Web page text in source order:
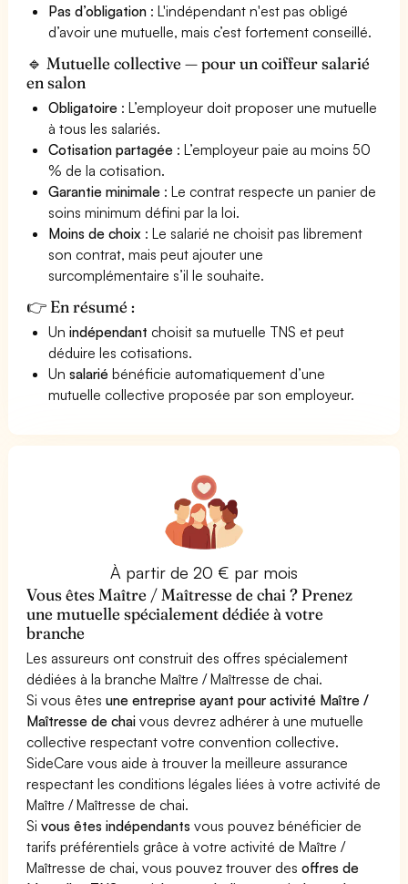
Pas d’obligation : L'indépendant n'est pas obligé
d’avoir une mutuelle, mais c’est fortement conseillé.
🔹 Mutuelle collective — pour un coiffeur salarié
en salon
Obligatoire : L’employeur doit proposer une mutuelle
à tous les salariés.
Cotisation partagée : L’employeur paie au moins 50
% de la cotisation.
Garantie minimale : Le contrat respecte un panier de
soins minimum défini par la loi.
Moins de choix : Le salarié ne choisit pas librement
son contrat, mais peut ajouter une
surcomplémentaire s’il le souhaite.
👉 En résumé :
Unindépendant choisit sa mutuelle TNS et peut
déduire les cotisations.
Unsalarié bénéficie automatiquement d’une
mutuelle collective proposée par son employeur.
À partir de 20 € par mois
Vous êtes Maître / Maîtresse de chai ? Prenez
une mutuelle spécialement dédiée à votre
branche
Les assureurs ont construit des offres spécialement
dédiées à la branche Maître / Maîtresse de chai.
Si vous êtesune entreprise ayant pour activité Maître /
Maîtresse de chai vous devrez adhérer à une mutuelle
collective respectant votre convention collective.
SideCare vous aide à trouver la meilleure assurance
respectant les conditions légales liées à votre activité de
Maître / Maîtresse de chai.
Sivous êtes indépendants vous pouvez bénéficier de
tarifs préférentiels grâce à votre activité de Maître /
Maîtresse de chai, vous pouvez trouver desoffres de